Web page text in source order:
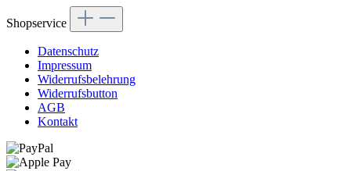
Shopservice
Datenschutz
Impressum
Widerrufsbelehrung
Widerrufsbutton
AGB
Kontakt